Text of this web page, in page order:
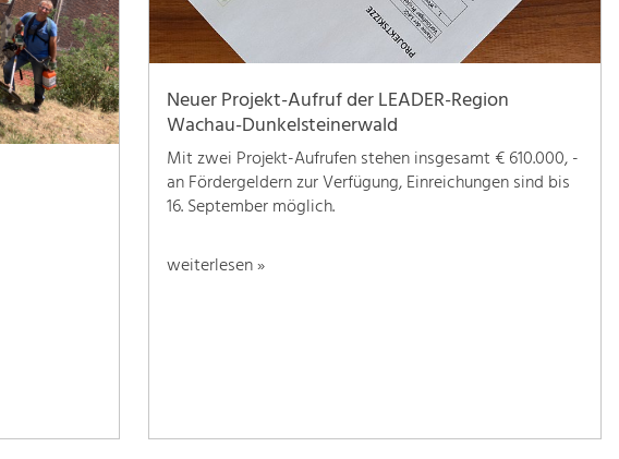
Neuer Projekt-Aufruf der LEADER-Region
Wachau-Dunkelsteinerwald
Mit zwei Projekt-Aufrufen stehen insgesamt € 610.000, -
an Fördergeldern zur Verfügung, Einreichungen sind bis
16. September möglich.
weiterlesen »